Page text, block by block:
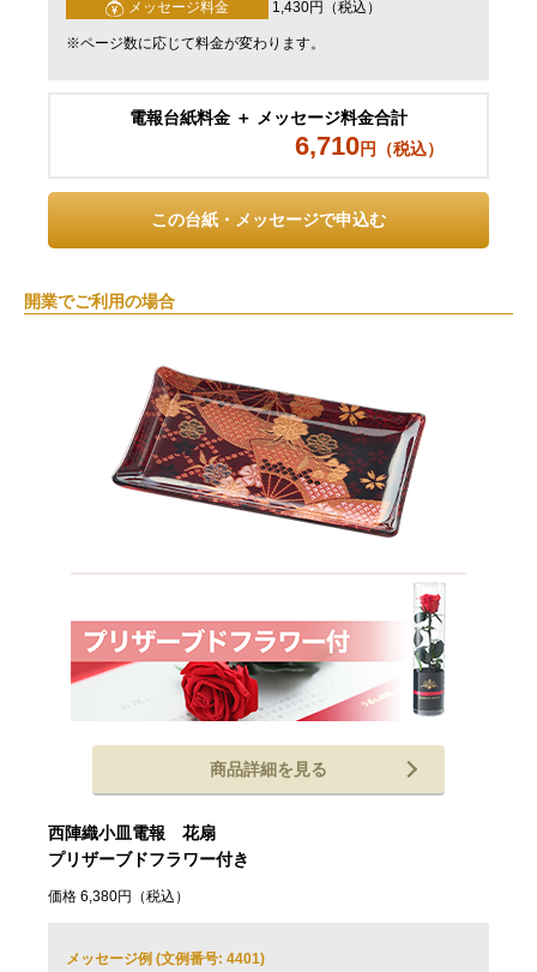
メッセージ料金 1,430円（税込）
※ページ数に応じて料金が変わります。
電報台紙料金 ＋ メッセージ料金合計
6,710円（税込）
この台紙・メッセージで申込む
開業でご利用の場合
商品詳細を見る
西陣織小皿電報 花扇
プリザーブドフラワー付き
価格 6,380円（税込）
メッセージ例 (文例番号: 4401)